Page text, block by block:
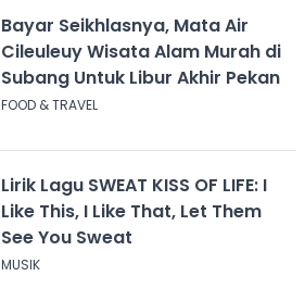
Bayar Seikhlasnya, Mata Air
Cileuleuy Wisata Alam Murah di
Subang Untuk Libur Akhir Pekan
FOOD & TRAVEL
Lirik Lagu SWEAT KISS OF LIFE: I
Like This, I Like That, Let Them
See You Sweat
MUSIK